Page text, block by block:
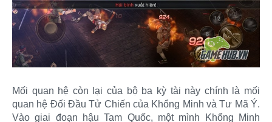
Mối quan hệ còn lại của bộ ba kỳ tài này chính là mối
quan hệ Đối Đầu Tử Chiến của Khổng Minh và Tư Mã Ý.
Vào giai đoạn hậu Tam Quốc, một mình Khổng Minh